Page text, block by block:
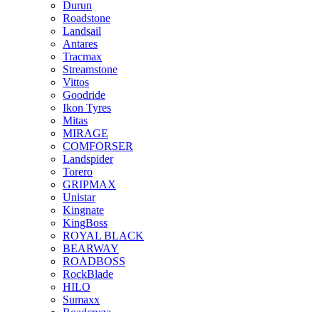
Durun
Roadstone
Landsail
Antares
Tracmax
Streamstone
Vittos
Goodride
Ikon Tyres
Mitas
MIRAGE
COMFORSER
Landspider
Torero
GRIPMAX
Unistar
Kingnate
KingBoss
ROYAL BLACK
BEARWAY
ROADBOSS
RockBlade
HILO
Sumaxx